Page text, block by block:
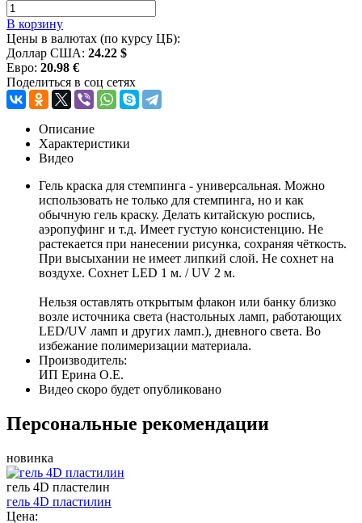
В корзину
Цены в валютах (по курсу ЦБ):
Доллар США: 24.22 $
Евро: 20.98 €
Поделиться в соц сетях
Описание
Характеристики
Видео
Гель краска для стемпинга - универсальная. Можно
использовать не только для стемпинга, но и как
обычную гель краску. Делать китайскую роспись,
аэропуфинг и т.д. Имеет густую консистенцию. Не
растекается при нанесении рисунка, сохраняя чёткость.
При высыхании не имеет липкий слой. Не сохнет на
воздухе. Сохнет LED 1 м. / UV 2 м.
Нельзя оставлять открытым флакон или банку близко
возле источника света (настольных ламп, работающих
LED/UV ламп и других ламп.), дневного света. Во
избежание полимеризации материала.
Производитель:
ИП Ерина О.Е.
Видео скоро будет опубликовано
Персональные рекомендации
новинка
гель 4D пластелин
гель 4D пластилин
Цена: